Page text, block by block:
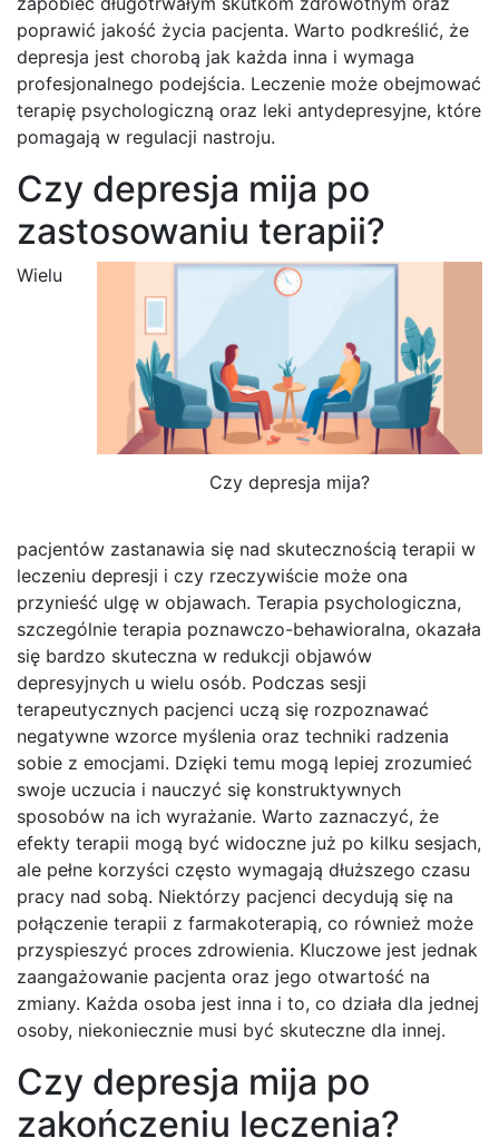
poprawić jakość życia pacjenta. Warto podkreślić, że
depresja jest chorobą jak każda inna i wymaga
profesjonalnego podejścia. Leczenie może obejmować
terapię psychologiczną oraz leki antydepresyjne, które
pomagają w regulacji nastroju.
Czy depresja mija po
zastosowaniu terapii?
Czy depresja mija?
Wielu
pacjentów zastanawia się nad skutecznością terapii w
leczeniu depresji i czy rzeczywiście może ona
przynieść ulgę w objawach. Terapia psychologiczna,
szczególnie terapia poznawczo-behawioralna, okazała
się bardzo skuteczna w redukcji objawów
depresyjnych u wielu osób. Podczas sesji
terapeutycznych pacjenci uczą się rozpoznawać
negatywne wzorce myślenia oraz techniki radzenia
sobie z emocjami. Dzięki temu mogą lepiej zrozumieć
swoje uczucia i nauczyć się konstruktywnych
sposobów na ich wyrażanie. Warto zaznaczyć, że
efekty terapii mogą być widoczne już po kilku sesjach,
ale pełne korzyści często wymagają dłuższego czasu
pracy nad sobą. Niektórzy pacjenci decydują się na
połączenie terapii z farmakoterapią, co również może
przyspieszyć proces zdrowienia. Kluczowe jest jednak
zaangażowanie pacjenta oraz jego otwartość na
zmiany. Każda osoba jest inna i to, co działa dla jednej
osoby, niekoniecznie musi być skuteczne dla innej.
Czy depresja mija po
zakończeniu leczenia?